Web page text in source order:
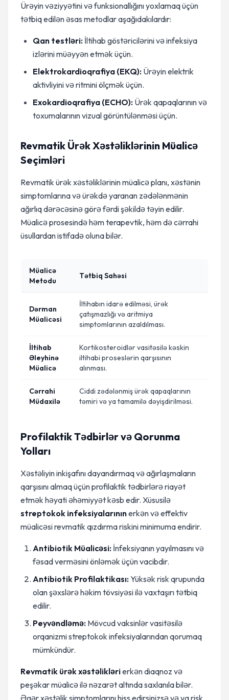
Ürəyin vəziyyətini və funksionallığını yoxlamaq üçün
tətbiq edilən əsas metodlar aşağıdakılardır:
Qan testləri: İltihab göstəricilərini və infeksiya
izlərini müəyyən etmək üçün.
Elektrokardioqrafiya (EKQ): Ürəyin elektrik
aktivliyini və ritmini ölçmək üçün.
Exokardioqrafiya (ECHO): Ürək qapaqlarının və
toxumalarının vizual görüntülənməsi üçün.
Revmatik Ürək Xəstəliklərinin Müalicə
Seçimləri
Revmatik ürək xəstəliklərinin müalicə planı, xəstənin
simptomlarına və ürəkdə yaranan zədələnmənin
ağırlıq dərəcəsinə görə fərdi şəkildə təyin edilir.
Müalicə prosesində həm terapevtik, həm də cərrahi
üsullardan istifadə oluna bilər.
Müalicə
Metodu
Tətbiq Sahəsi
Dərman
Müalicəsi
İltihabın idarə edilməsi, ürək
çatışmazlığı və aritmiya
simptomlarının azaldılması.
İltihab
Əleyhinə
Müalicə
Kortikosteroidlər vasitəsilə kəskin
iltihabi proseslərin qarşısının
alınması.
Cərrahi
Müdaxilə
Ciddi zədələnmiş ürək qapaqlarının
təmiri və ya tamamilə dəyişdirilməsi.
Profilaktik Tədbirlər və Qorunma
Yolları
Xəstəliyin inkişafını dayandırmaq və ağırlaşmaların
qarşısını almaq üçün profilaktik tədbirlərə riayət
etmək həyati əhəmiyyət kəsb edir. Xüsusilə
streptokok infeksiyalarınınerkən və effektiv
müalicəsi revmatik qızdırma riskini minimuma endirir.
Antibiotik Müalicəsi: İnfeksiyanın yayılmasını və
fəsad verməsini önləmək üçün vacibdir.
Antibiotik Profilaktikası:Yüksək risk qrupunda
olan şəxslərə həkim tövsiyəsi ilə vaxtaşırı tətbiq
edilir.
Peyvəndləmə: Mövcud vaksinlər vasitəsilə
orqanizmi streptokok infeksiyalarından qorumaq
mümkündür.
Revmatik ürək xəstəliklərierkən diaqnoz və
peşəkar müalicə ilə nəzarət altında saxlanıla bilər.
Əgər xəstəlik simptomlarını hiss edirsinizsə və ya risk